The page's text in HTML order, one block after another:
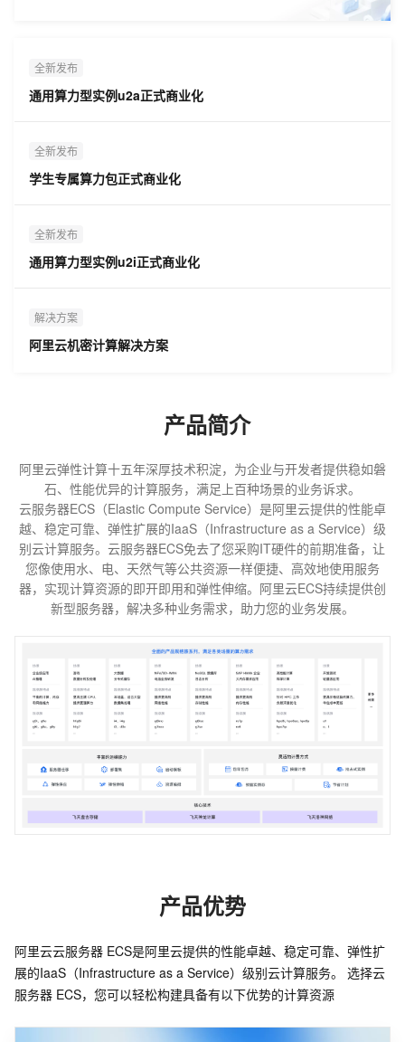
全新发布
通用算力型实例u2a正式商业化
全新发布
学生专属算力包正式商业化
全新发布
通用算力型实例u2i正式商业化
解决方案
阿里云机密计算解决方案
产品简介
阿里云弹性计算十五年深厚技术积淀，为企业与开发者提供稳如磐
石、性能优异的计算服务，满足上百种场景的业务诉求。
云服务器ECS（Elastic Compute Service）是阿里云提供的性能卓
越、稳定可靠、弹性扩展的IaaS（Infrastructure as a Service）级
别云计算服务。云服务器ECS免去了您采购IT硬件的前期准备，让
您像使用水、电、天然气等公共资源一样便捷、高效地使用服务
器，实现计算资源的即开即用和弹性伸缩。阿里云ECS持续提供创
新型服务器，解决多种业务需求，助力您的业务发展。
产品优势
阿里云云服务器 ECS是阿里云提供的性能卓越、稳定可靠、弹性扩
展的IaaS（Infrastructure as a Service）级别云计算服务。 选择云
服务器 ECS，您可以轻松构建具备有以下优势的计算资源